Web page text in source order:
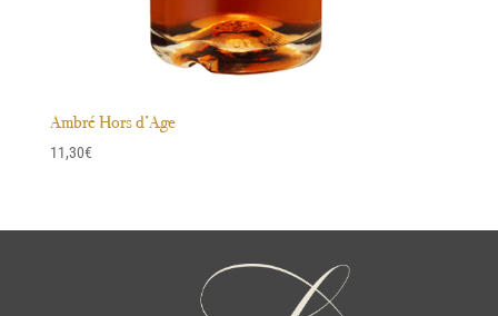
Ambré Hors d’Age
11,30€